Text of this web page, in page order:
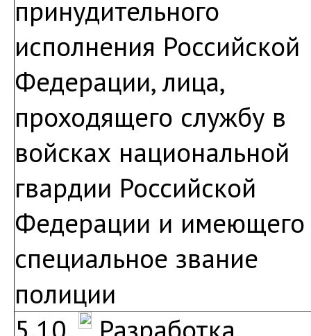
принудительного
исполнения Российской
Федерации, лица,
проходящего службу в
войсках национальной
гвардии Российской
Федерации и имеющего
специальное звание
полиции